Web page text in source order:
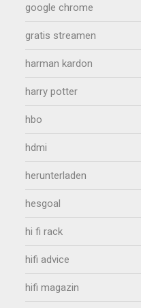
google chrome
gratis streamen
harman kardon
harry potter
hbo
hdmi
herunterladen
hesgoal
hi fi rack
hifi advice
hifi magazin